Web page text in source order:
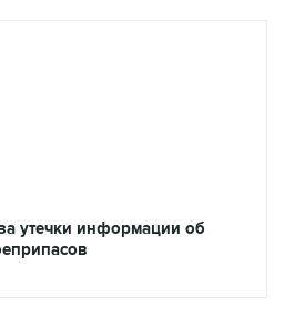
утечки информации об